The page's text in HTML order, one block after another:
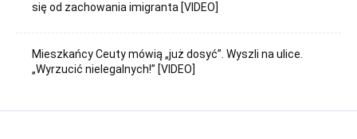
się od zachowania imigranta [VIDEO]
Mieszkańcy Ceuty mówią „już dosyć”. Wyszli na ulice.
„Wyrzucić nielegalnych!” [VIDEO]